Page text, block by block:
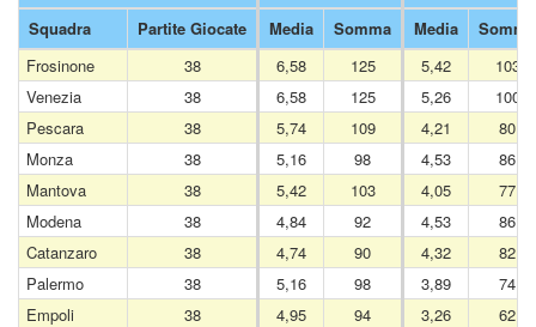
Squadra
Partite Giocate Media Somma Media
Somma
Frosinone
38 6,58 125 5,42
103
Venezia
38 6,58 125 5,26
100
Pescara
38 5,74 109 4,21
80
Monza
38 5,16 98 4,53
86
Mantova
38 5,42 103 4,05
77
Modena
38 4,84 92 4,53
86
Catanzaro
38 4,74 90 4,32
82
Palermo
38 5,16 98 3,89
74
Empoli
38 4,95 94 3,26
62